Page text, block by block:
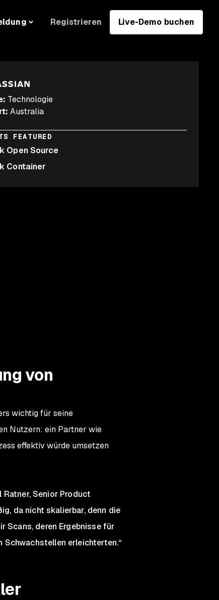
Registrieren Live-Demo buchen
: Technologie
: Australia
FEATURED
Open Source
Container
von
wichtig für seine
Nutzern: ein Partner wie
effektiv würde umsetzen
Senior Product
da nicht skalierbar, denn die
Scans, deren Ergebnisse für
Schwachstellen erleichterten.“